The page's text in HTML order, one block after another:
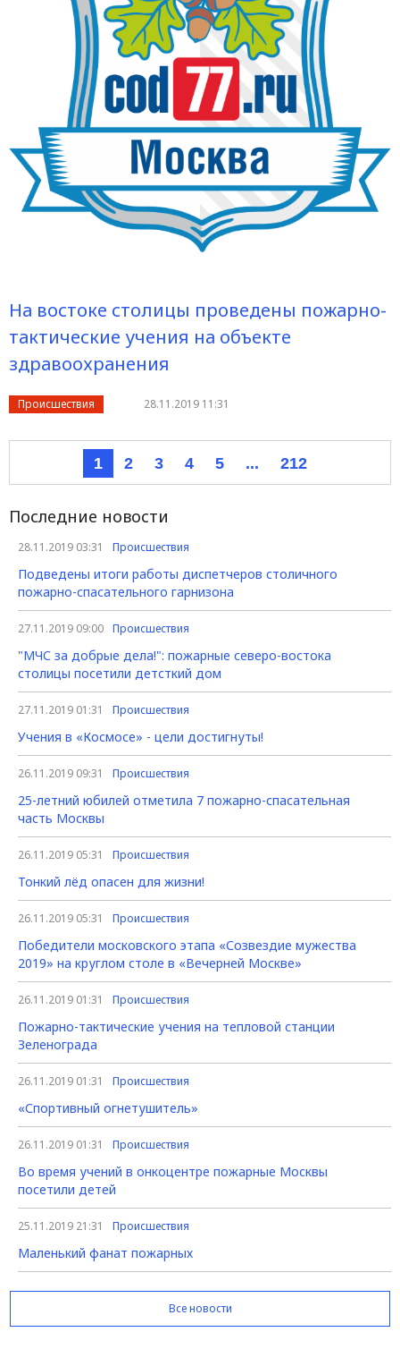
На востоке столицы проведены пожарно-
тактические учения на объекте
здравоохранения
Происшествия 28.11.2019 11:31
1 2 3 4 5 ... 212
Последние новости
28.11.2019 03:31 Происшествия
Подведены итоги работы диспетчеров столичного
пожарно-спасательного гарнизона
27.11.2019 09:00 Происшествия
"МЧС за добрые дела!": пожарные северо-востока
столицы посетили детсткий дом
27.11.2019 01:31 Происшествия
Учения в «Космосе» - цели достигнуты!
26.11.2019 09:31 Происшествия
25-летний юбилей отметила 7 пожарно-спасательная
часть Москвы
26.11.2019 05:31 Происшествия
Тонкий лёд опасен для жизни!
26.11.2019 05:31 Происшествия
Победители московского этапа «Созвездие мужества
2019» на круглом столе в «Вечерней Москве»
26.11.2019 01:31 Происшествия
Пожарно-тактические учения на тепловой станции
Зеленограда
26.11.2019 01:31 Происшествия
«Спортивный огнетушитель»
26.11.2019 01:31 Происшествия
Во время учений в онкоцентре пожарные Москвы
посетили детей
25.11.2019 21:31 Происшествия
Маленький фанат пожарных
Все новости